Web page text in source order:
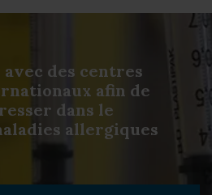
des centres
afin de
dans le
allergiques